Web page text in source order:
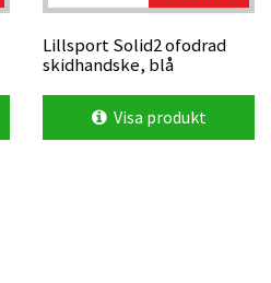
Lillsport Solid2 ofodrad
skidhandske, blå
Visa produkt